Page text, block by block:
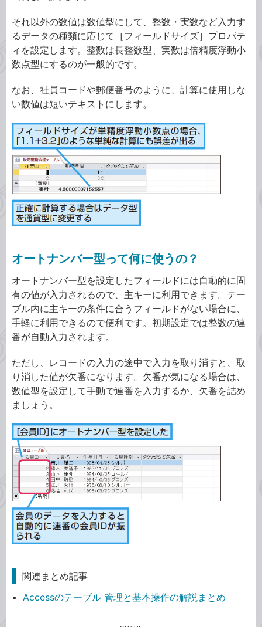
それ以外の数値は数値型にして、 整数・実数など入力す
るデータの種類に応じて［フィールドサイズ］プロパテ
ィを設定します。整数は長整数型、実数は倍精度浮動小
数点型にするのが一般的です。
なお、社員コードや郵便番号のように、計算に使用しな
い数値は短いテキストにします。
オートナンバー型って何に使うの？
オートナンバー型を設定したフィールドには自動的に固
有の値が入力されるので、主キーに利用できます。テー
ブル内に主キーの条件に合うフィールドがない場合に、
手軽に利用できるので便利です。初期設定では整数の連
番が自動入力されます。
ただし、レコードの入力の途中で入力を取り消すと、取
り消した値が欠番になります。欠番が気になる場合は、
数値型を設定して手動で連番を入力するか、 欠番を詰め
ましょう。
関連まとめ記事
Accessのテーブル 管理と基本操作の解説まとめ